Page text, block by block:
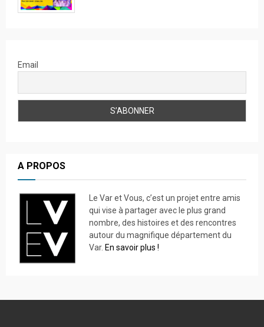
Email
A PROPOS
Le Var et Vous, c’est un projet entre amis
qui vise à partager avec le plus grand
nombre, des histoires et des rencontres
autour du magnifique département du
Var. En savoir plus !